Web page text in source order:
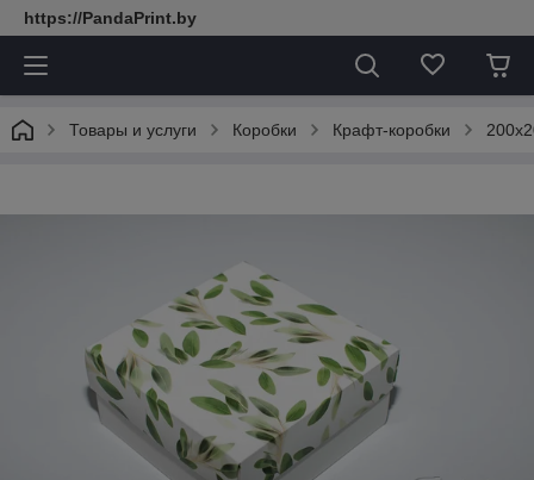
https://PandaPrint.by
Товары и услуги Коробки Крафт-коробки